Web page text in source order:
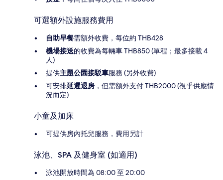
可選額外設施服務費用
自助早餐需額外收費，每位約 THB428
機場接送的收費為每輛車 THB850 (單程；最多接載 4
人)
提供主題公園接駁車服務 (另外收費)
可安排延遲退房 ，但需額外支付 THB2000 (視乎供應情
況而定)
小童及加床
可提供房內托兒服務，費用另計
泳池、SPA 及健身室 (如適用)
泳池開放時間為 08:00 至 20:00